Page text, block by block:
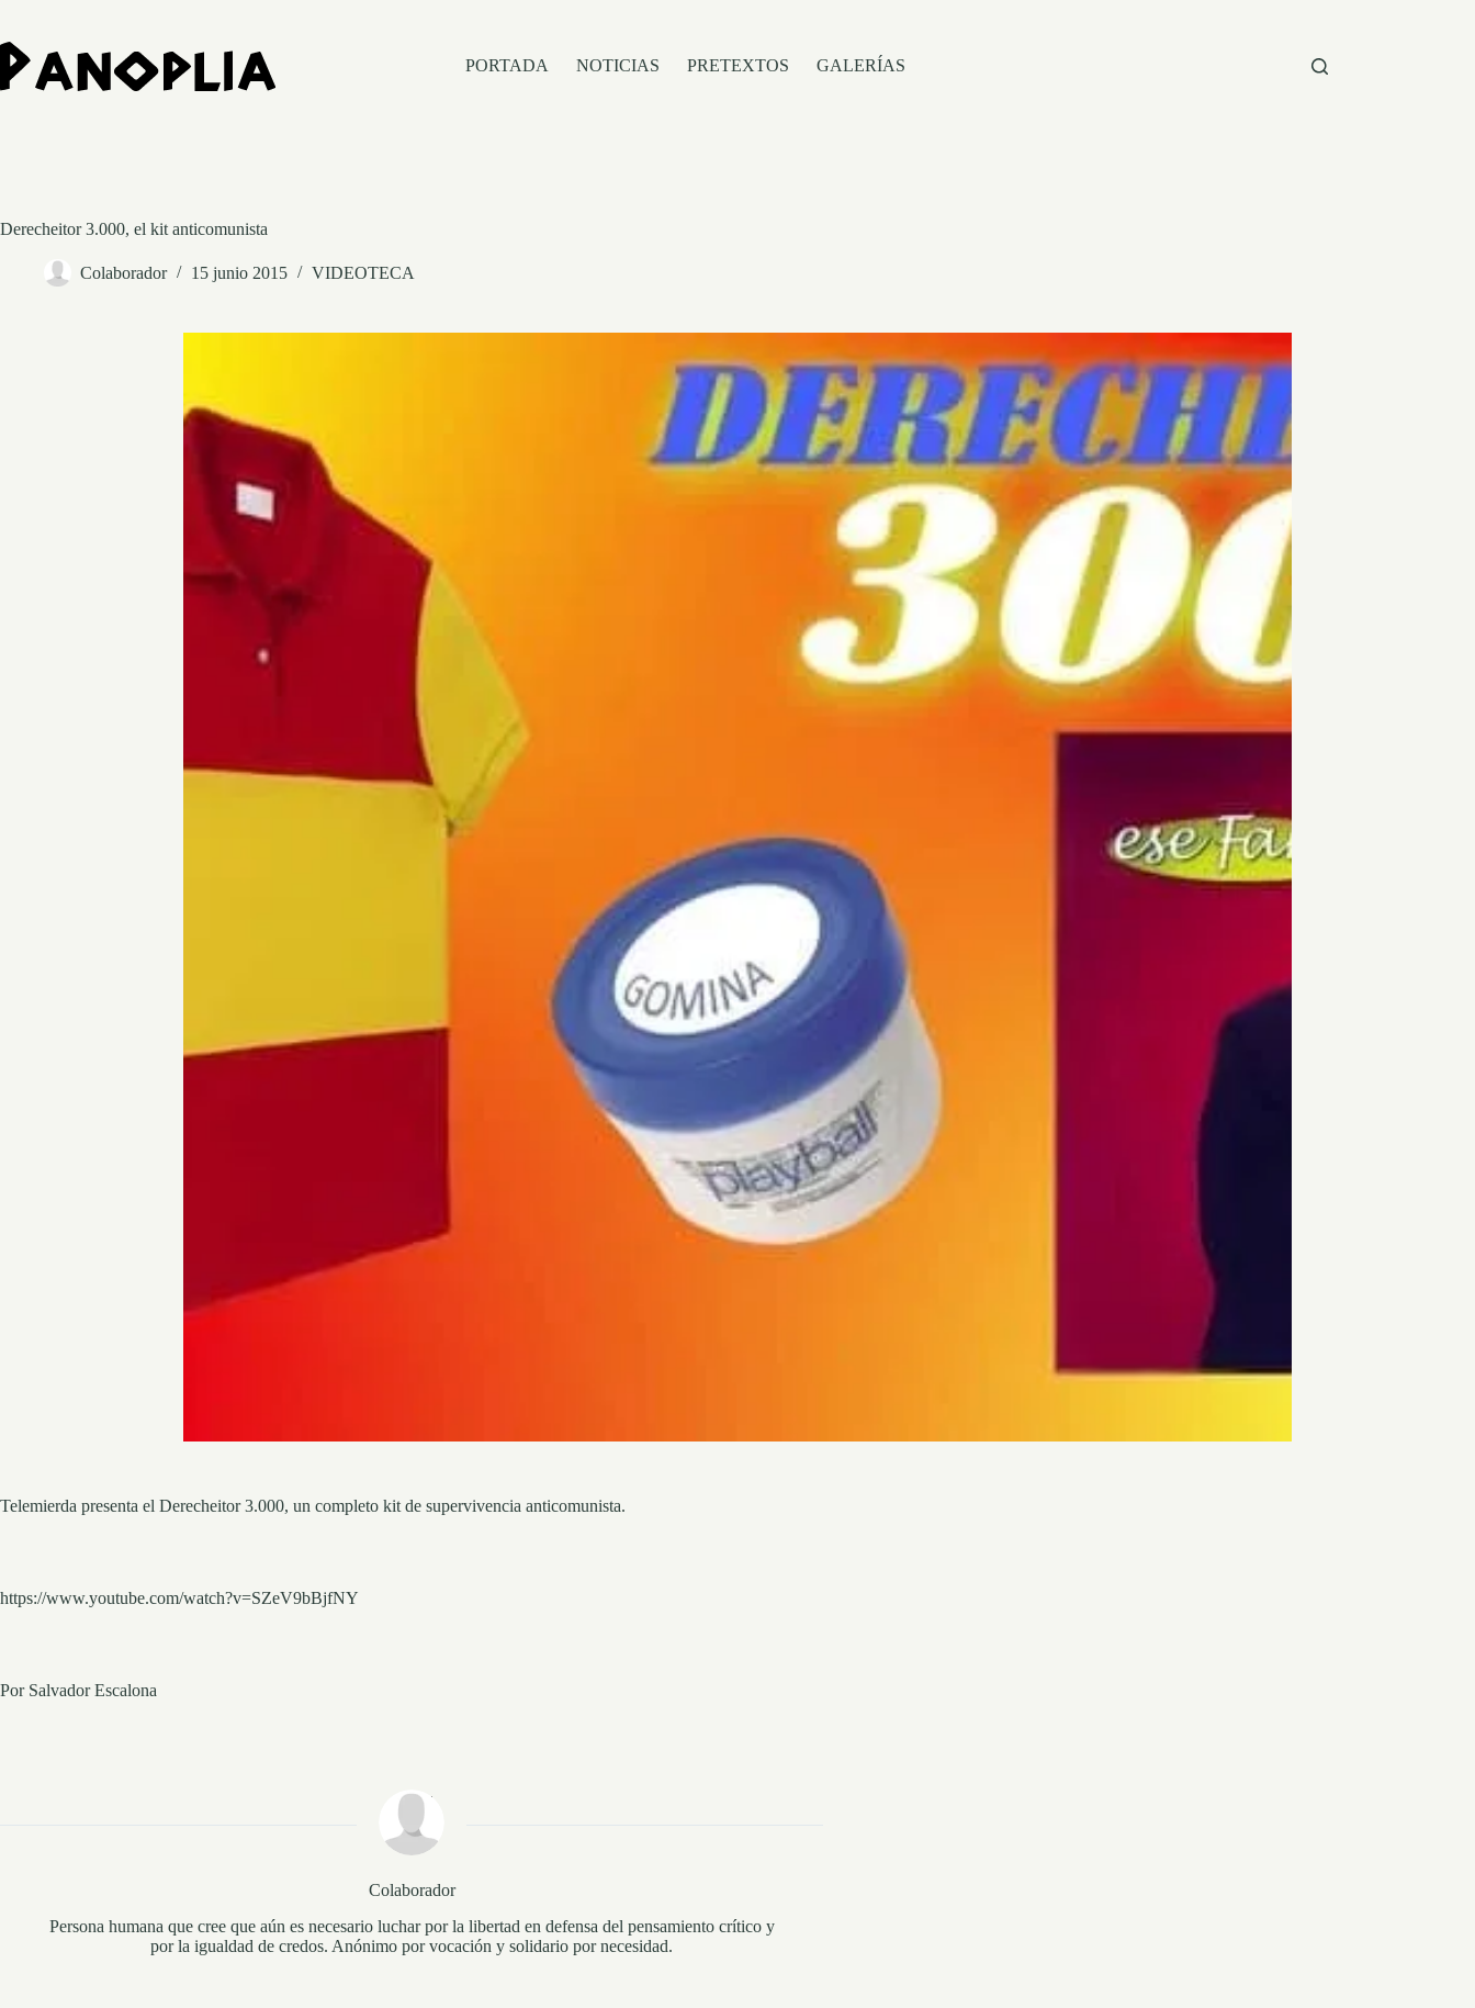
contenido
PORTADA
NOTICIAS PRETEXTOS GALERÍAS
Derecheitor 3.000, el kit anticomunista
Colaborador 15 junio 2015 VIDEOTECA
Telemierda presenta el Derecheitor 3.000, un completo kit de supervivencia anticomunista.
https://www.youtube.com/watch?v=SZeV9bBjfNY
Por Salvador Escalona
Colaborador
Persona humana que cree que aún es necesario luchar por la libertad en defensa del pensamiento crítico y
por la igualdad de credos. Anónimo por vocación y solidario por necesidad.